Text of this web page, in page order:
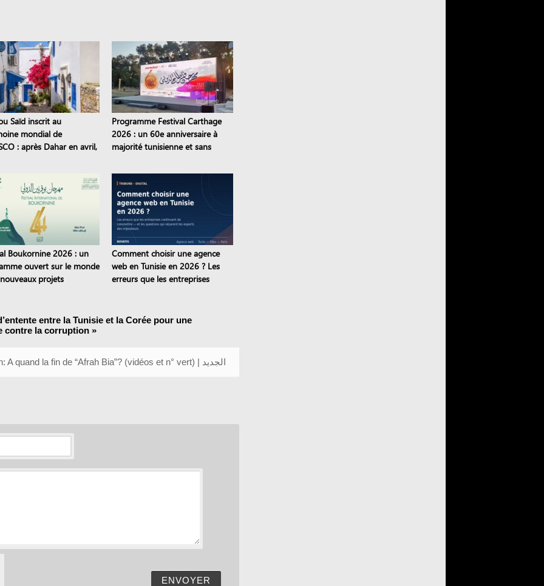
Saïd inscrit au
mondial de
: après Dahar en avril,
Programme Festival Carthage
2026 : un 60e anniversaire à
majorité tunisienne et sans
Boukornine 2026 : un
ouvert sur le monde
projets
Comment choisir une agence
web en Tunisie en 2026 ? Les
erreurs que les entreprises
entre la Tunisie et la Corée pour une
contre la corruption »
Tunisie, Lutte contre la corruption: A quand la fin de “Afrah Bia”? (vidéos et n° vert) | الجديد
ENVOYER